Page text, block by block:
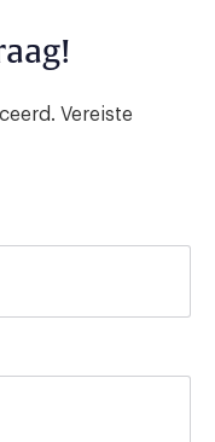
Vereiste